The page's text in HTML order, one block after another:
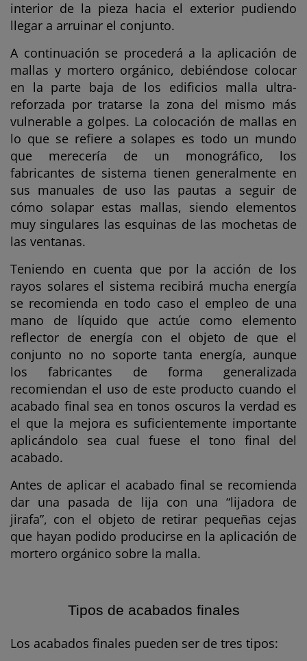
interior de la pieza hacia el exterior pudiendo
llegar a arruinar el conjunto.
A continuación se procederá a la aplicación de
mallas y mortero orgánico, debiéndose colocar
en la parte baja de los edificios malla ultra-
reforzada por tratarse la zona del mismo más
vulnerable a golpes. La colocación de mallas en
lo que se refiere a solapes es todo un mundo
que merecería de un monográfico, los
fabricantes de sistema tienen generalmente en
sus manuales de uso las pautas a seguir de
cómo solapar estas mallas, siendo elementos
muy singulares las esquinas de las mochetas de
las ventanas.
Teniendo en cuenta que por la acción de los
rayos solares el sistema recibirá mucha energía
se recomienda en todo caso el empleo de una
mano de líquido que actúe como elemento
reflector de energía con el objeto de que el
conjunto no no soporte tanta energía, aunque
los fabricantes de forma generalizada
recomiendan el uso de este producto cuando el
acabado final sea en tonos oscuros la verdad es
el que la mejora es suficientemente importante
aplicándolo sea cual fuese el tono final del
acabado.
Antes de aplicar el acabado final se recomienda
dar una pasada de lija con una “lijadora de
jirafa”, con el objeto de retirar pequeñas cejas
que hayan podido producirse en la aplicación de
mortero orgánico sobre la malla.
Tipos de acabados finales
Los acabados finales pueden ser de tres tipos: